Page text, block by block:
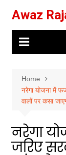
content
Awaz
Home
नरेगा योजना में
वालों पर कसा
नरेगा
जरिए